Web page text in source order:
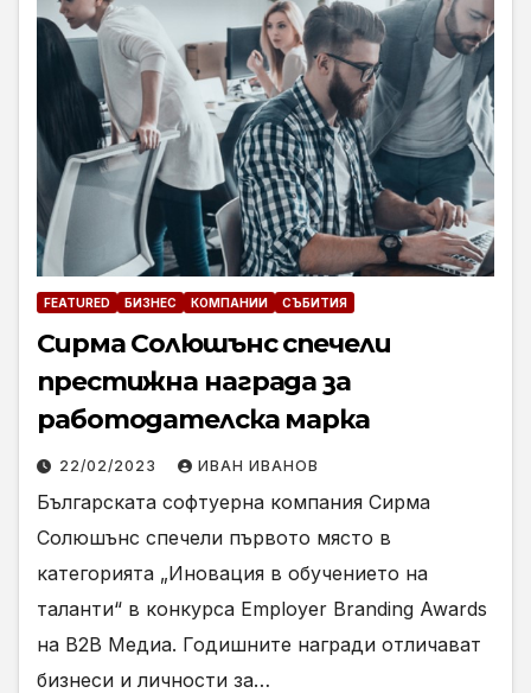
FEATURED БИЗНЕС КОМПАНИИ СЪБИТИЯ
Сирма Солюшънс спечели
престижна награда за
работодателска марка
22/02/2023 ИВАН ИВАНОВ
Българската софтуерна компания Сирма
Солюшънс спечели първото място в
категорията „Иновация в обучението на
таланти“ в конкурса Employer Branding Awards
на В2В Медиа. Годишните награди отличават
бизнеси и личности за…